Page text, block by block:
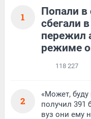
1
Попали в
сбегали
пережил
режиме
118 227
2
«Может,
получил 391
вуз они ему